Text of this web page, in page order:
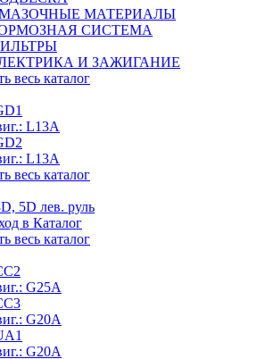
МАТЕРИАЛЫ
СИСТЕМА
И ЗАЖИГАНИЕ
весь каталог
L13A
L13A
весь каталог
5D лев. руль
в Каталог
весь каталог
G25A
G20A
G20A